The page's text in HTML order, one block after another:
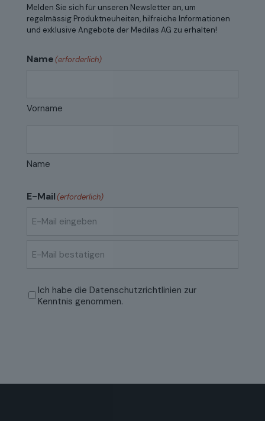
Melden Sie sich für unseren Newsletter an, um
regelmässig Produktneuheiten, hilfreiche Informationen
und exklusive Angebote der Medilas AG zu erhalten!
Name(erforderlich)
Vorname
Name
E-Mail(erforderlich)
Mail
Mail
bestätigen
Datenschutzrichtlinien(erforderlich)
Ich habe die Datenschutzrichtlinien zur
Kenntnis genommen.